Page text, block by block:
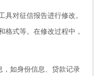
具对征信报告进行修改。
格式等。在修改过程中，
，如身份信息、贷款记录